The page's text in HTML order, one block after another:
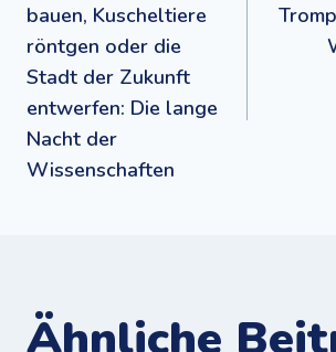
bauen, Kuscheltiere
röntgen oder die
Stadt der Zukunft
entwerfen: Die lange
Nacht der
Wissenschaften
Ähnliche